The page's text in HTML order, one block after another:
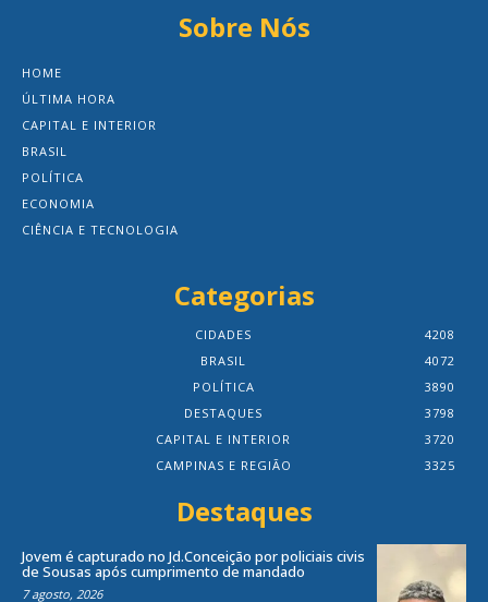
Sobre Nós
HOME
ÚLTIMA HORA
CAPITAL E INTERIOR
BRASIL
POLÍTICA
ECONOMIA
CIÊNCIA E TECNOLOGIA
Categorias
CIDADES
4208
BRASIL
4072
POLÍTICA
3890
DESTAQUES
3798
CAPITAL E INTERIOR
3720
CAMPINAS E REGIÃO
3325
Destaques
Jovem é capturado no Jd.Conceição por policiais civis
de Sousas após cumprimento de mandado
7 agosto, 2026